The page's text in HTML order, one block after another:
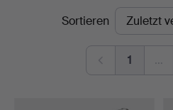
EndpreiseSortieren
1 …